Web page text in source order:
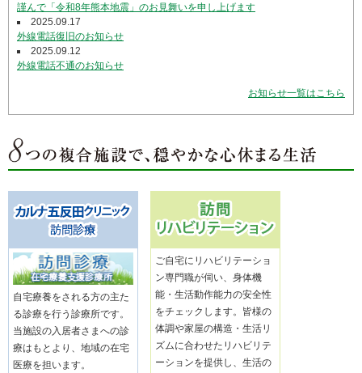
謹んで「令和8年熊本地震」のお見舞いを申し上げます
2025.09.17
外線電話復旧のお知らせ
2025.09.12
外線電話不通のお知らせ
お知らせ一覧はこちら
自宅療養をされる方の主た
る診療を行う診療所です。
当施設の入居者さまへの診
療はもとより、地域の在宅
医療を担います。
ご自宅にリハビリテーショ
ン専門職が伺い、身体機
能・生活動作能力の安全性
をチェックします。皆様の
体調や家屋の構造・生活リ
ズムに合わせたリハビリテ
ーションを提供し、生活の